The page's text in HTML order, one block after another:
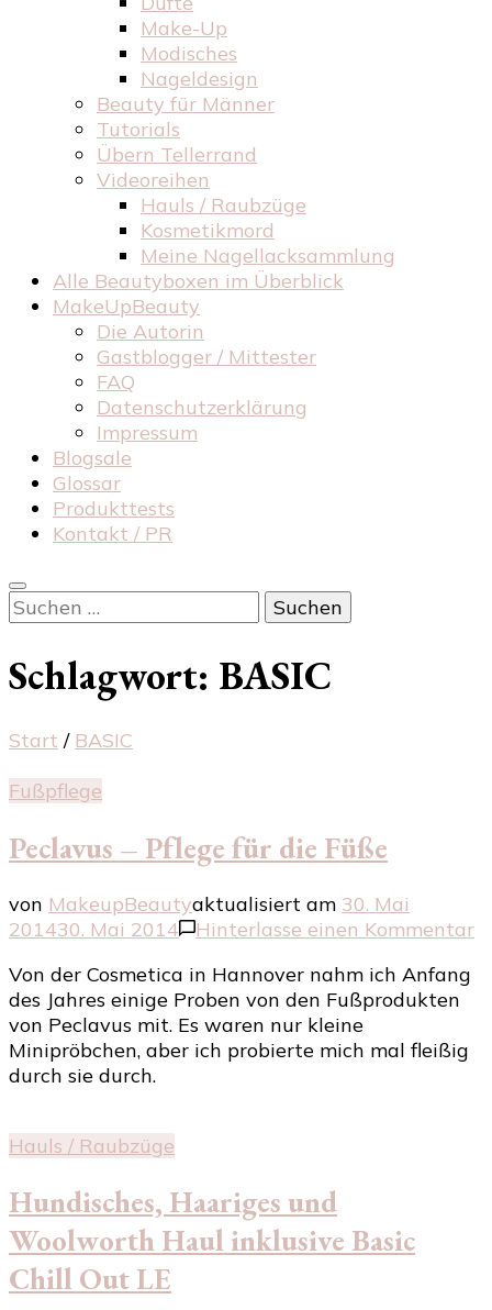
Make-Up
Modisches
Nageldesign
Beauty für Männer
Tutorials
Übern Tellerrand
Videoreihen
Hauls / Raubzüge
Kosmetikmord
Meine Nagellacksammlung
Alle Beautyboxen im Überblick
MakeUpBeauty
Die Autorin
Gastblogger / Mittester
FAQ
Datenschutzerklärung
Impressum
Blogsale
Glossar
Produkttests
Kontakt / PR
Suchen
nach:
Schlagwort: BASIC
Start / BASIC
Fußpflege
Peclavus – Pflege für die Füße
von MakeupBeautyaktualisiert am 30. Mai
201430. Mai 2014 Hinterlasse einen Kommentar
Von der Cosmetica in Hannover nahm ich Anfang
des Jahres einige Proben von den Fußprodukten
von Peclavus mit. Es waren nur kleine
Minipröbchen, aber ich probierte mich mal fleißig
durch sie durch.
Hauls / Raubzüge
Hundisches, Haariges und
Woolworth Haul inklusive Basic
Chill Out LE